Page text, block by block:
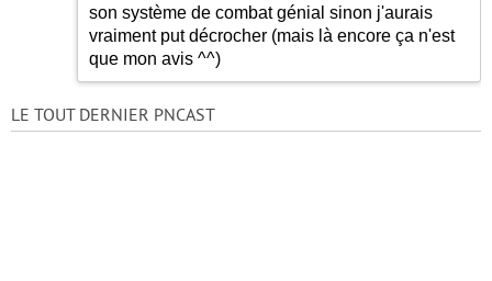
son système de combat génial sinon j'aurais
vraiment put décrocher (mais là encore ça n'est
que mon avis ^^)
LE TOUT DERNIER PNCAST